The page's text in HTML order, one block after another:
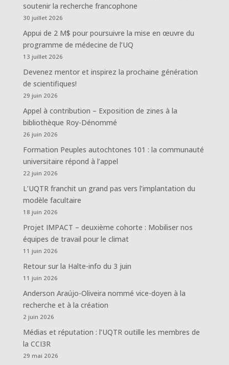
soutenir la recherche francophone
30 juillet 2026
Appui de 2 M$ pour poursuivre la mise en œuvre du
programme de médecine de l’UQ
13 juillet 2026
Devenez mentor et inspirez la prochaine génération
de scientifiques!
29 juin 2026
Appel à contribution – Exposition de zines à la
bibliothèque Roy-Dénommé
26 juin 2026
Formation Peuples autochtones 101 : la communauté
universitaire répond à l’appel
22 juin 2026
L’UQTR franchit un grand pas vers l’implantation du
modèle facultaire
18 juin 2026
Projet IMPACT – deuxième cohorte : Mobiliser nos
équipes de travail pour le climat
11 juin 2026
Retour sur la Halte-info du 3 juin
11 juin 2026
Anderson Araújo-Oliveira nommé vice-doyen à la
recherche et à la création
2 juin 2026
Médias et réputation : l’UQTR outille les membres de
la CCI3R
29 mai 2026